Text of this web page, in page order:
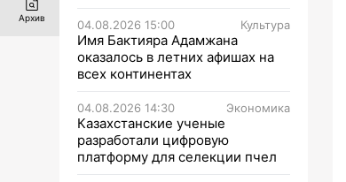
04.08.2026 15:00 Культура
Имя Бактияра Адамжана
оказалось в летних афишах на
всех континентах
04.08.2026 14:30 Экономика
Казахстанские ученые
разработали цифровую
платформу для селекции пчел
Архив